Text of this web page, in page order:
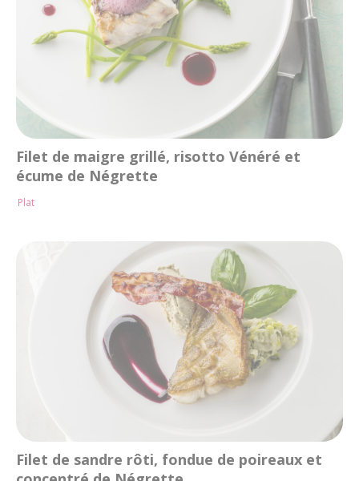
Filet de maigre grillé, risotto Vénéré et
écume de Négrette
Plat
Filet de sandre rôti, fondue de poireaux et